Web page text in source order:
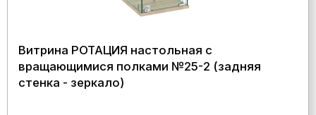
Витрина РОТАЦИЯ настольная с
вращающимися полками №25-2 (задняя
стенка - зеркало)